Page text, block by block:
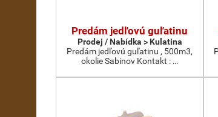
Predám jedľovú guľatinu
Prodej / Nabídka > Kulatina
Predám jedľovú guľatinu , 500m3,
okolie Sabinov Kontakt : …